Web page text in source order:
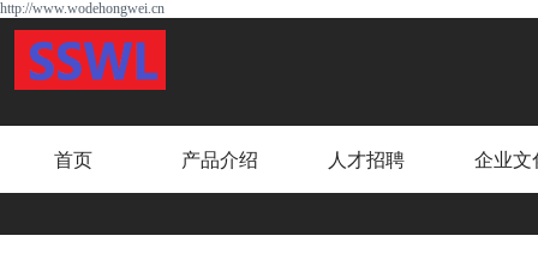
http://www.wodehongwei.cn
首页 产品介绍 人才招聘 企业文